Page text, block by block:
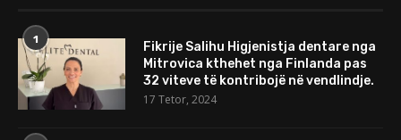
1
Fikrije Salihu Higjenistja dentare nga
Mitrovica kthehet nga Finlanda pas
32 viteve të kontribojë në vendlindje.
17 Tetor, 2024